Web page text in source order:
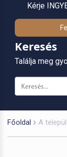
Kérje
Keresés
Találja meg
Főoldal A